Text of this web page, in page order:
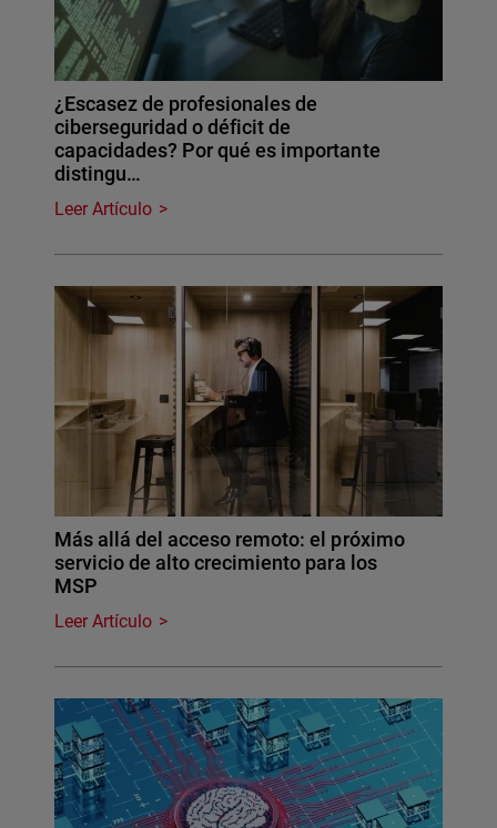
¿Escasez de profesionales de
ciberseguridad o déficit de
capacidades? Por qué es importante
distingu…
Leer Artículo
Más allá del acceso remoto: el próximo
servicio de alto crecimiento para los
MSP
Leer Artículo